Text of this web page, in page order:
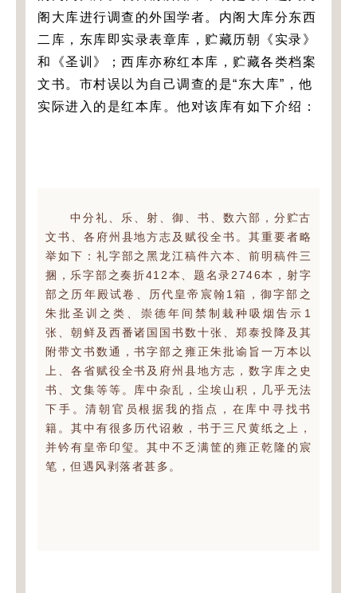
阁大库进行调查的外国学者。内阁大库分东西
二库，东库即实录表章库，贮藏历朝《实录》
和《圣训》；西库亦称红本库，贮藏各类档案
文书。市村误以为自己调查的是“东大库”，他
实际进入的是红本库。他对该库有如下介绍：
中分礼、乐、射、御、书、数六部，分贮古
文书、各府州县地方志及赋役全书。其重要者略
举如下：礼字部之黑龙江稿件六本、前明稿件三
捆，乐字部之奏折412本、题名录2746本，射字
部之历年殿试卷、历代皇帝宸翰1箱，御字部之
朱批圣训之类、崇德年间禁制栽种吸烟告示1
张、朝鲜及西番诸国国书数十张、郑泰投降及其
附带文书数通，书字部之雍正朱批谕旨一万本以
上、各省赋役全书及府州县地方志，数字库之史
书、文集等等。库中杂乱，尘埃山积，几乎无法
下手。清朝官员根据我的指点，在库中寻找书
籍。其中有很多历代诏敕，书于三尺黄纸之上，
并钤有皇帝印玺。其中不乏满筐的雍正乾隆的宸
笔，但遇风剥落者甚多。